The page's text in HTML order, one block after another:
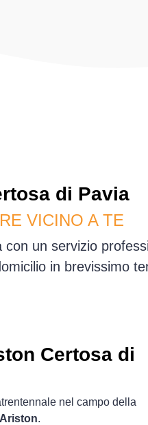
di Pavia
VICINO A TE
un servizio
in brevissimo
Certosa di
nel campo della
.